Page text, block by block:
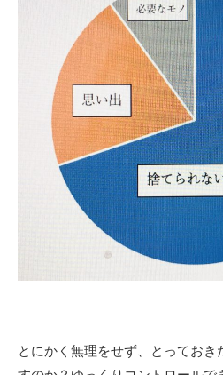
とにかく無理をせず、とってお